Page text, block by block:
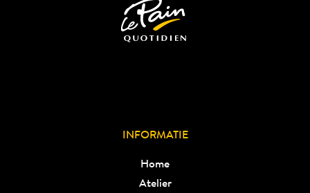
INFORMATIE
Home
Atelier